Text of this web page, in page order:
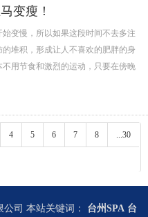
变瘦！
变慢，所以如果这段时间不去多注
堆积，形成让人不喜欢的肥胖的身
用节食和激烈的运动，只要在傍晚
4 5 6 7 8 ...30
司 本站关键词： 台州SPA 台